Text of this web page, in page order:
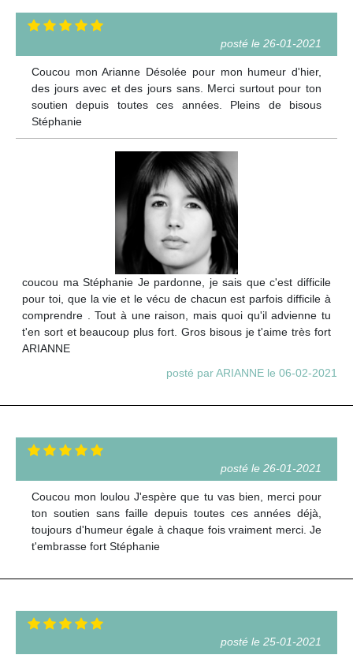
posté le 26-01-2021
Coucou mon Arianne Désolée pour mon humeur d'hier,
des jours avec et des jours sans. Merci surtout pour ton
soutien depuis toutes ces années. Pleins de bisous
Stéphanie
coucou ma Stéphanie Je pardonne, je sais que c'est difficile
pour toi, que la vie et le vécu de chacun est parfois difficile à
comprendre . Tout à une raison, mais quoi qu'il advienne tu
t'en sort et beaucoup plus fort. Gros bisous je t'aime très fort
ARIANNE
posté par ARIANNE le 06-02-2021
posté le 26-01-2021
Coucou mon loulou J'espère que tu vas bien, merci pour
ton soutien sans faille depuis toutes ces années déjà,
toujours d'humeur égale à chaque fois vraiment merci. Je
t'embrasse fort Stéphanie
posté le 25-01-2021